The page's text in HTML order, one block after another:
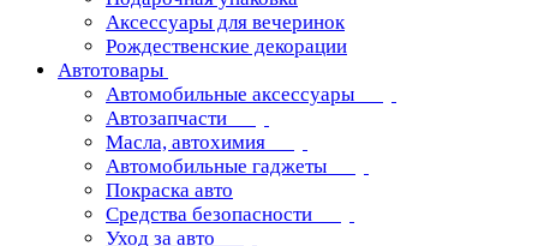
Аксессуары для вечеринок
Рождественские декорации
Автотовары
Автомобильные аксессуары
Автозапчасти
Масла, автохимия
Автомобильные гаджеты
Покраска авто
Средства безопасности
Уход за авто